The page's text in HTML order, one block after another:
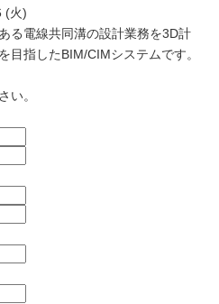
(火)
る電線共同溝の設計業務を3D計
目指したBIM/CIMシステムです。
い。